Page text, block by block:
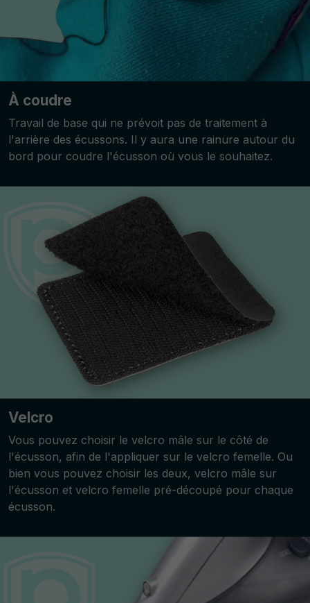
À coudre
Travail de base qui ne prévoit pas de traitement à
l'arrière des écussons. Il y aura une rainure autour du
bord pour coudre l'écusson où vous le souhaitez.
Velcro
Vous pouvez choisir le velcro mâle sur le côté de
l'écusson, afin de l'appliquer sur le velcro femelle. Ou
bien vous pouvez choisir les deux, velcro mâle sur
l'écusson et velcro femelle pré-découpé pour chaque
écusson.